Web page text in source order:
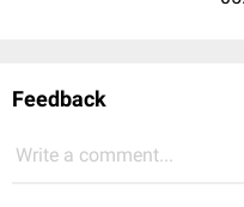
Feedback
Write a comment...